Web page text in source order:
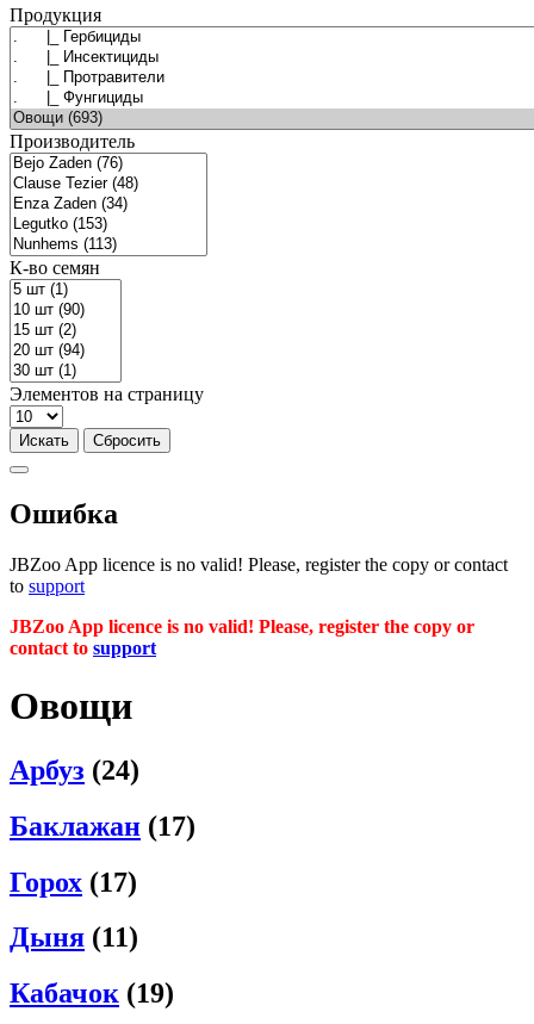
Продукция
Производитель
К-во семян
Элементов на страницу
Ошибка
JBZoo App licence is no valid! Please, register the copy or contact
to support
JBZoo App licence is no valid! Please, register the copy or
contact to support
Овощи
Арбуз (24)
Баклажан (17)
Горох (17)
Дыня (11)
Кабачок (19)